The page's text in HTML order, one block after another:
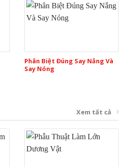
Phân Biệt Đúng Say Nắng Và
Say Nóng
Xem tất cả